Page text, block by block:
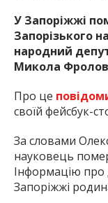
У Запоріжжі
Запорізького
народний
Микола
Про це
своїй фейсбук-
За словами
науковець
Інформацію про
Запоріжжі